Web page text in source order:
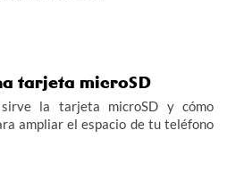
tarjeta microSD
la tarjeta microSD y cómo
ampliar el espacio de tu teléfono